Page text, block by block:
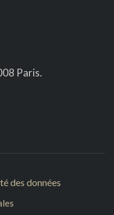
Paris.
des données